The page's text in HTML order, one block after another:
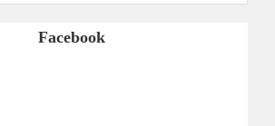
Facebook